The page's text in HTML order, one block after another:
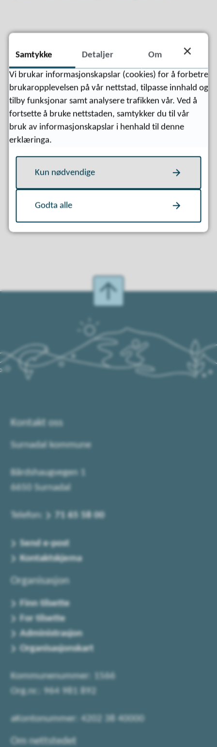
Fann du det du leita etter?
Kontakt oss
Surnadal kommune
Bårdshaugvegen 1
6650 Surnadal
Telefon: 71 65 58 00
Send e-post
Kontaktskjema
Organisasjon
Finn tilsette
For tilsette
Administrasjon
Organisasjonskart
Kommunenummer: 1566
Org.nr.: 964 981 892
aKontonummer: 4202 38 40000
Om nettstedet
Samtykke Detaljer Om
Vi brukar informasjonskapslar (cookies) for å forbetre
brukaropplevelsen på vår nettstad, tilpasse innhald og
tilby funksjonar samt analysere trafikken vår. Ved å
fortsette å bruke nettstaden, samtykker du til vår
bruk av informasjonskapslar i henhald til denne
erklæringa.
Kun nødvendige
Godta alle